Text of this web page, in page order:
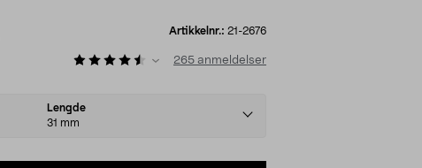
Artikkelnr.: 21-2676
265 anmeldelser
Lengde
31 mm